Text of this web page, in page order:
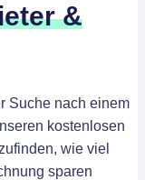
&
Suche nach einem
kostenlosen
wie viel
sparen